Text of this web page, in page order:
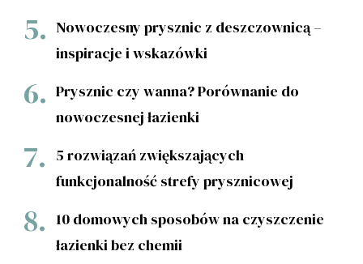
Nowoczesny prysznic z deszczownicą –
inspiracje i wskazówki
Prysznic czy wanna? Porównanie do
nowoczesnej łazienki
5 rozwiązań zwiększających
funkcjonalność strefy prysznicowej
10 domowych sposobów na czyszczenie
łazienki bez chemii